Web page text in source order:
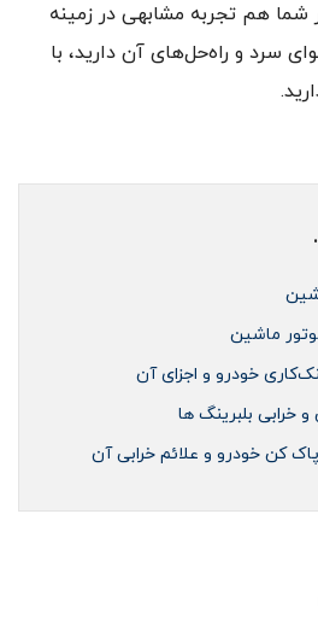
هم تجربه مشابهی در زمینه
سرد و راه‌حل‌های آن دارید، با
ماشین
خودرو و اجزای آن
خرابی بلبرینگ ها
کن خودرو و علائم خرابی آن